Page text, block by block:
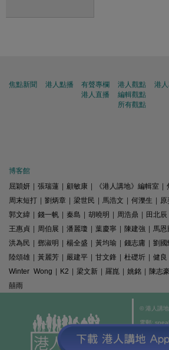
焦點新聞 港人點播
有聲專欄
港人直播
港人觀點
編輯觀點
所有觀點
港
博客館
屈穎妍 | 張瑞蓮 | 顧敏康 | 《港人講地》編輯室 |
周末短打 | 劉炳章 | 梁世民 | 馬浩文 | 何濼生 |
郭文緯 | 錢一帆 | 秦島 | 胡曉明 | 周浩鼎 | 田北辰
王惠貞 | 周伯展 | 潘麗瓊 | 葉慶寧 | 陳建強 | 馬恩
洪為民 | 鄧淑明 | 楊全盛 | 黃均瑜 | 錢志庸 | 劉國
陸頌雄 | 黃麗芳 | 嚴建平 | 甘文鋒 | 杜礎圻 | 健良
Winter Wong | K2 | 梁文新 | 羅崑 | 姚銘 | 陳志
囍雨
© 港人講地
電郵:
傳真: